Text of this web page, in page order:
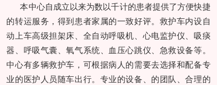
本中心自成立以来为数以千计的患者提供了方便快捷
的转运服务，得到患者家属的一致好评。救护车内设自
动上车高级担架床、全自动呼吸机、心电监护仪、吸痰
器、呼吸气囊、氧气系统、血压心跳仪、急救设备等。
中心有多辆救护车，可根据病人的需要去选择和配备专
业的医护人员随车出行。专业的设备、的团队、合理的